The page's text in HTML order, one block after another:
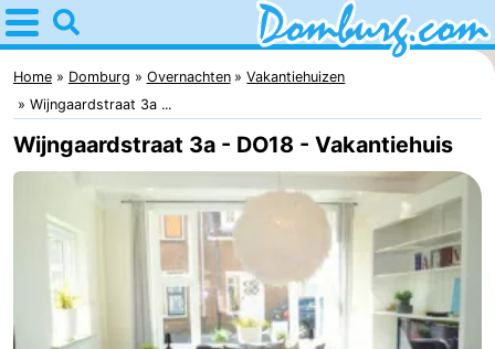
Home
Domburg
Tips
Voor
kinderen
Webcam
Webcam
Home Domburg Overnachten
Vakantiehuizen
Wijngaardstraat 3a ...
Wijngaardstraat 3a - DO18 - Vakantiehuis